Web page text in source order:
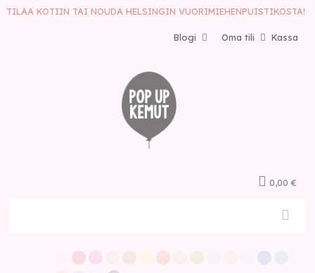
TILAA KOTIIN TAI NOUDA HELSINGIN VUORIMIEHENPUISTIKOSTA!
Kassa
Oma tili
Blogi
0,00 €